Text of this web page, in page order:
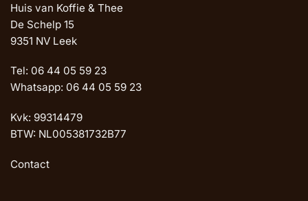
Huis van Koffie & Thee
De Schelp 15
9351 NV Leek
Tel: 06 44 05 59 23
Whatsapp: 06 44 05 59 23
Kvk: 99314479
BTW: NL005381732B77
Contact